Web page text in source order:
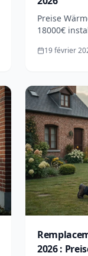
Preise
18000€
19 février
2026 :